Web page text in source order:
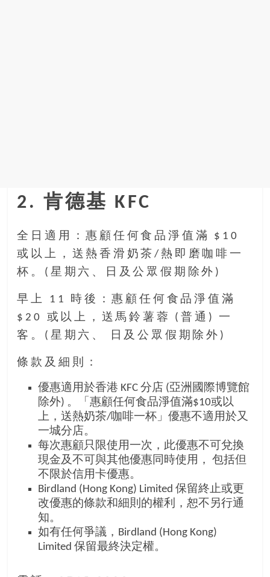
2. 肯德基 KFC
全日適用：惠顧任何食品淨值滿 $10
或以上，送熱香滑奶茶/熱即磨咖啡一
杯。(星期六、日及公眾假期除外)
早上 11 時後：惠顧任何食品淨值滿
$20 或以上，送馬鈴薯蓉 (普通) 一
客。(星期六、 日及公眾假期除外)
條款及細則：
優惠適用於香港 KFC 分店 (亞洲國際博覽館
除外) 。「惠顧任何食品淨值滿$10或以
上，送熱奶茶/咖啡一杯」優惠不適用於又
一城分店。
每次惠顧只限使用一次，此優惠不可兌換
現金及不可與其他優惠同時使用， 包括但
不限於信用卡優惠。
Birdland (Hong Kong) Limited 保留終止或更
改優惠的條款和細則的權利，恕不另行通
知。
如有任何爭議，Birdland (Hong Kong)
Limited 保留最終決定權。